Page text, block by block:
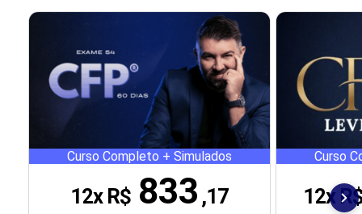
Curso Completo + Simulados
12x R$ 833 ,17
Curso
12x